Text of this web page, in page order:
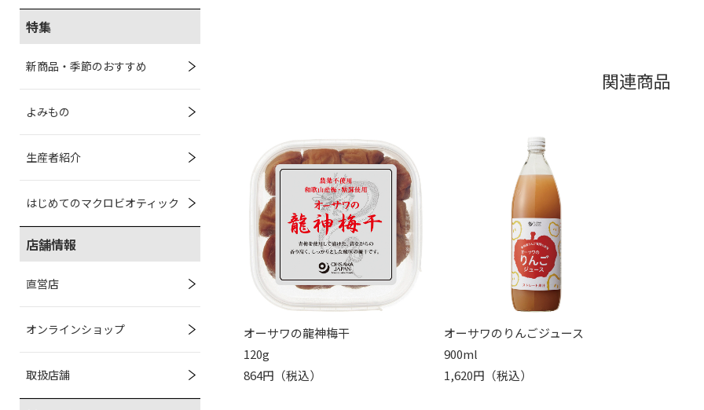
特集
新商品・季節のおすすめ
よみもの
生産者紹介
はじめてのマクロビオティック
店舗情報
直営店
オンラインショップ
取扱店舗
関連商品
オーサワの龍神梅干
120g
864円（税込）
オーサワのりんごジュース
900ml
1,620円（税込）